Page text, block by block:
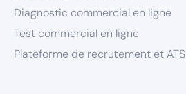
Diagnostic commercial en ligne
Test commercial en ligne
Plateforme de recrutement et ATS